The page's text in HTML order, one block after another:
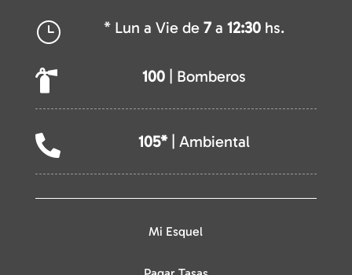
} * Lun a Vie de7 a12:30 hs.
 100 | Bomberos
 105* | Ambiental
Mi Esquel